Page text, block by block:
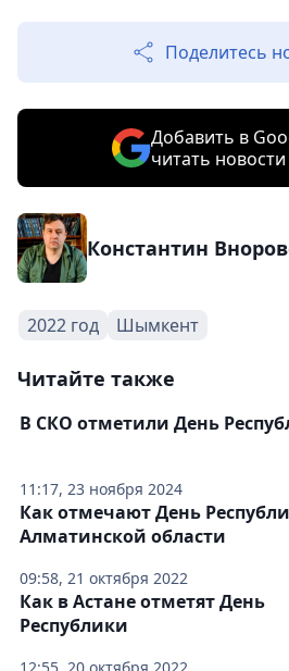
Поделитесь
Добавить в
читать
Константин
2022 год Шымкент
Читайте также
11:17, 23 ноября 2024
В СКО отметили День
09:58, 21 октября 2022
Как отмечают День
Алматинской области
12:55, 20 октября 2022
Как в Астане отметят День
Республики